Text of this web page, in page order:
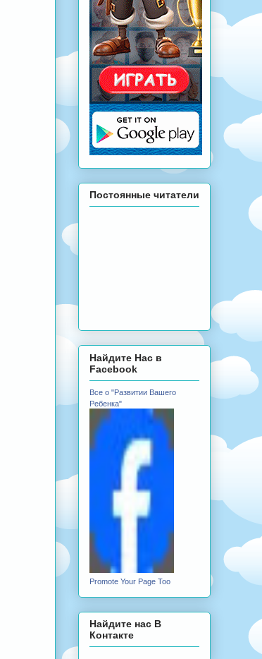
Постоянные читатели
Найдите Нас в
Facebook
Все о "Развитии Вашего
Ребенка"
Promote Your Page Too
Найдите нас В
Контакте